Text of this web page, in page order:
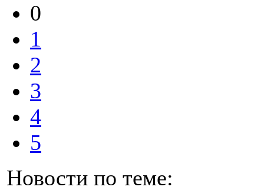
0
1
2
3
4
5
Новости по теме: